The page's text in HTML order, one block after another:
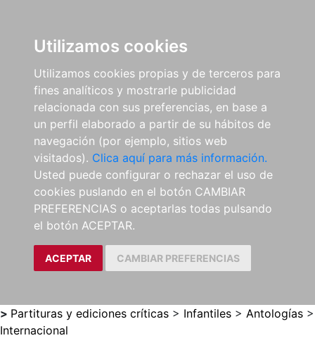
Utilizamos cookies
Utilizamos cookies propias y de terceros para
fines analíticos y mostrarle publicidad
relacionada con sus preferencias, en base a
un perfil elaborado a partir de su hábitos de
navegación (por ejemplo, sitios web
visitados). Clica aquí para más información.
Usted puede configurar o rechazar el uso de
cookies puslando en el botón CAMBIAR
PREFERENCIAS o aceptarlas todas pulsando
el botón ACEPTAR.
ACEPTAR CAMBIAR PREFERENCIAS
> Partituras y ediciones críticas > Infantiles > Antologías >
Internacional